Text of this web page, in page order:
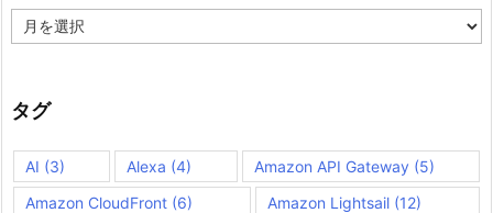
ー
ブ
タグ
AI (3) Alexa (4) Amazon API Gateway (5)
Amazon CloudFront (6) Amazon Lightsail (12)